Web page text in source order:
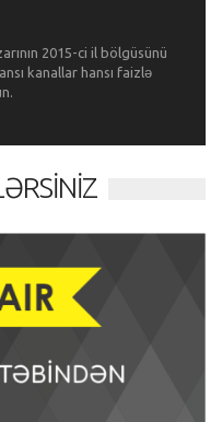
2015-ci il bölgüsünü
kanallar hansı faizlə